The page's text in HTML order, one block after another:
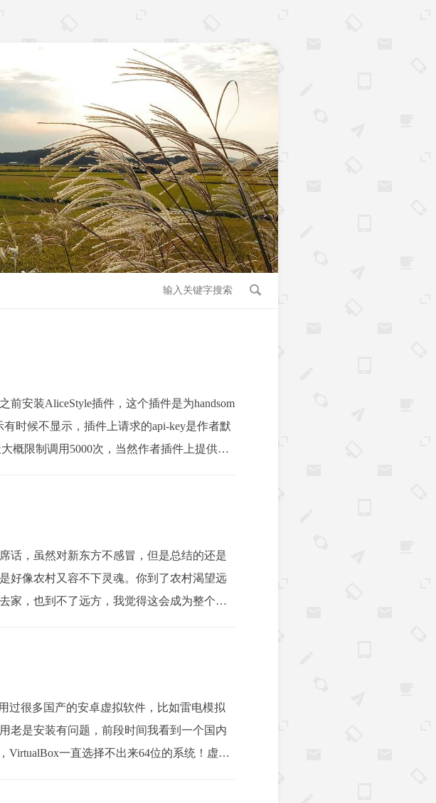
安装AliceStyle插件，这个插件是为handsom
时候不显示，插件上请求的api-key是作者默
概限制调用5000次，当然作者插件上提供的a
话，虽然对新东方不感冒，但是总结的还是
好像农村又容不下灵魂。你到了农村渴望远
家，也到不了远方，我觉得这会成为整个我
过很多国产的安卓虚拟软件，比如雷电模拟
老是安装有问题，前段时间我看到一个国内
VirtualBox一直选择不出来64位的系统！虚拟